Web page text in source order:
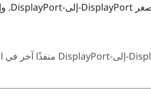
DisplayPort-إلى-DisplayPort
.
-إلى-DisplayPort منفذًا آخر في